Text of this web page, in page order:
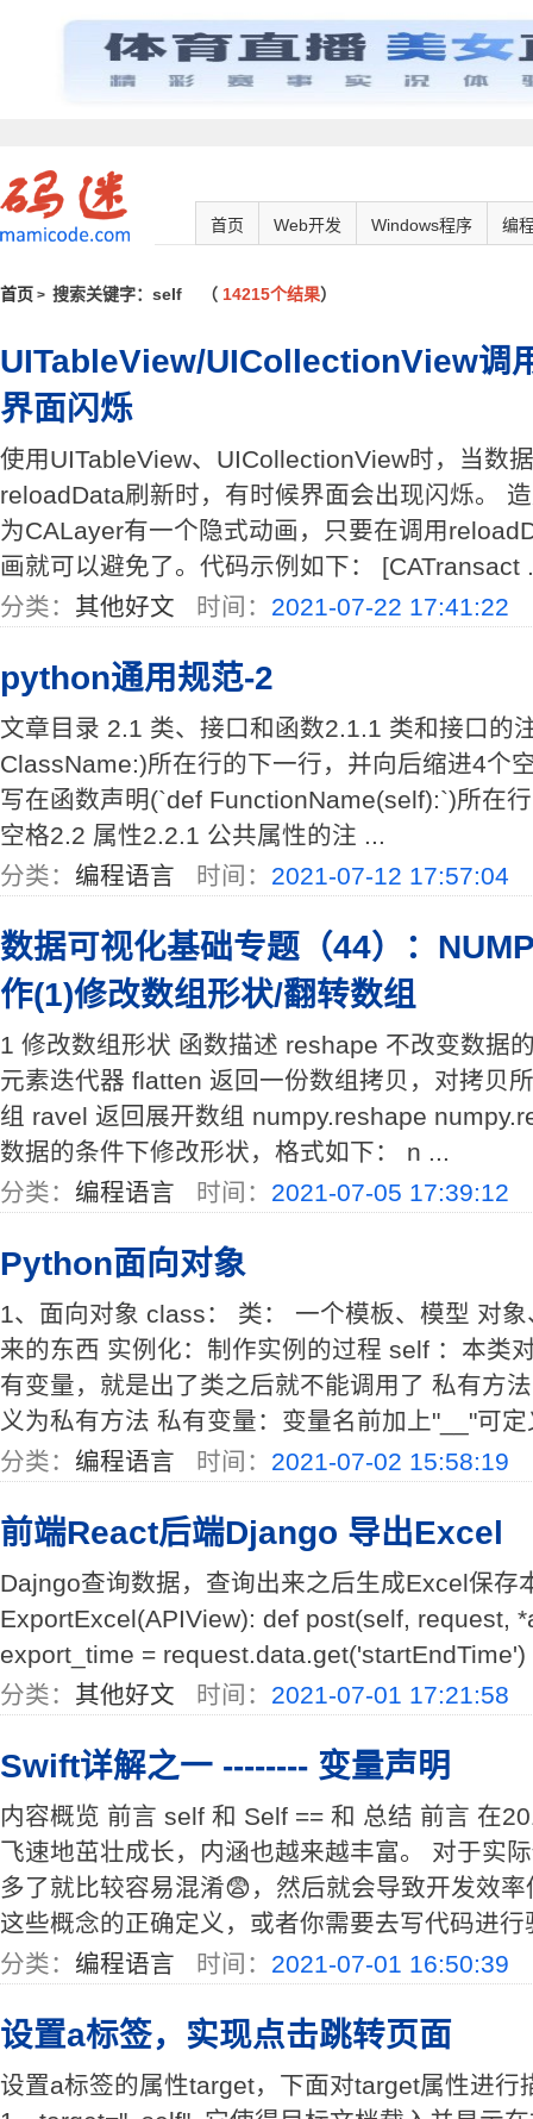
首页 Web开发 Windows程序 编
首页 > 搜索关键字：self （ 14215个结果）
UITableView/UICollectionView调
界面闪烁
使用UITableView、UICollectionView时，当数
reloadData刷新时，有时候界面会出现闪烁。
为CALayer有一个隐式动画，只要在调用
画就可以避免了。代码示例如下： [CATransact
分类： 其他好文 时间： 2021-07-22 17:41:22
python通用规范-2
文章目录 2.1 类、接口和函数2.1.1 类和接口的
ClassName:)所在行的下一行，并向后缩进4个
写在函数声明(`def FunctionName(self):`)所在
空格2.2 属性2.2.1 公共属性的注 ...
分类： 编程语言 时间： 2021-07-12 17:57:04
数据可视化基础专题（44）：
作(1)修改数组形状/翻转数组
1 修改数组形状 函数描述 reshape 不改变数据
元素迭代器 flatten 返回一份数组拷贝，对拷贝
组 ravel 返回展开数组 numpy.reshape
数据的条件下修改形状，格式如下： n ...
分类： 编程语言 时间： 2021-07-05 17:39:12
Python面向对象
1、面向对象 class： 类： 一个模板、模型 对
来的东西 实例化：制作实例的过程 self ：本类
有变量，就是出了类之后就不能调用了 私有方
义为私有方法 私有变量：变量名前加上"__"可
分类： 编程语言 时间： 2021-07-02 15:58:19
前端React后端Django 导出Excel
Dajngo查询数据，查询出来之后生成Excel保存
ExportExcel(APIView): def post(self, request,
export_time = request.data.get('startEndTime')
分类： 其他好文 时间： 2021-07-01 17:21:58
Swift详解之一 -------- 变量声明
内容概览 前言 self 和 Self == 和 总结 前言 在
飞速地茁壮成长，内涵也越来越丰富。 对于实
多了就比较容易混淆😨，然后就会导致开发效
这些概念的正确定义，或者你需要去写代码进
分类： 编程语言 时间： 2021-07-01 16:50:39
设置a标签，实现点击跳转页面
设置a标签的属性target，下面对target属性进行